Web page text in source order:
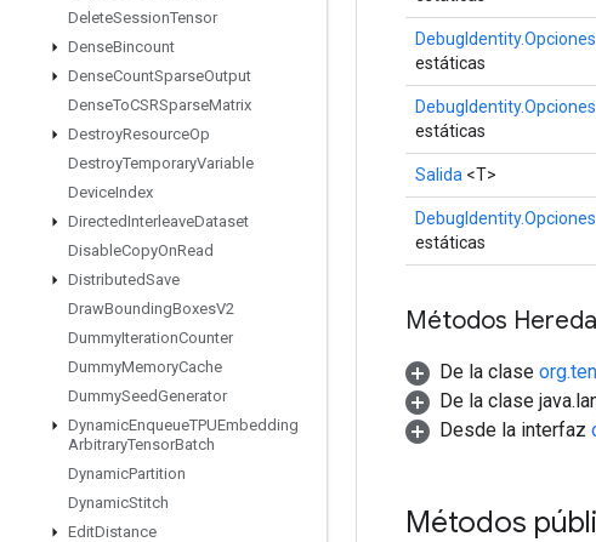
DeleteSessionTensor
DenseBincount
DenseCountSparseOutput
DenseToCSRSparseMatrix
DestroyResourceOp
DestroyTemporaryVariable
DeviceIndex
DirectedInterleaveDataset
DisableCopyOnRead
DistributedSave
DrawBoundingBoxesV2
DummyIterationCounter
DummyMemoryCache
DummySeedGenerator
DynamicEnqueueTPUEmbedding
ArbitraryTensorBatch
DynamicPartition
DynamicStitch
EditDistance
DebugIdentity.Opciones
estáticas
DebugIdentity.Opciones
estáticas
Salida <T>
DebugIdentity.Opciones
estáticas
Métodos
De la clase
De la clase
Desde la interfaz
Métodos